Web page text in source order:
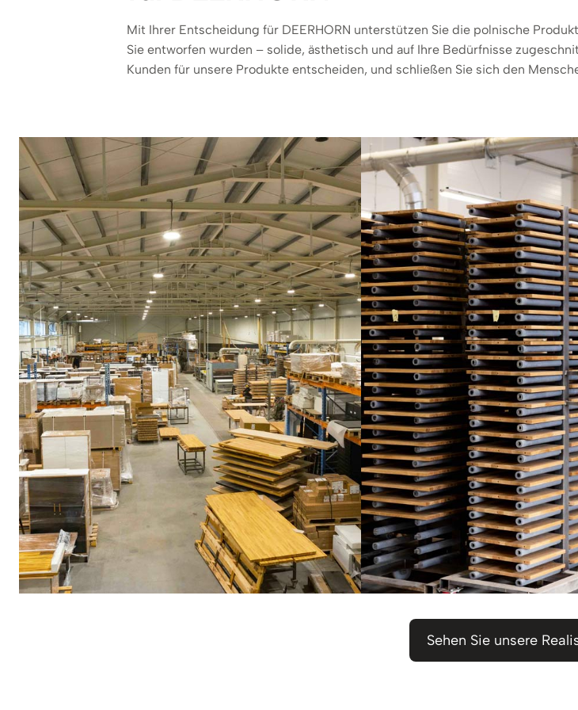
Mit Ihrer Entscheidung für DEERHORN unterstützen Sie die polnische
Sie entworfen wurden – solide, ästhetisch und auf Ihre Bedürfnisse
Kunden für unsere Produkte entscheiden, und schließen Sie sich den
Sehen Sie unsere